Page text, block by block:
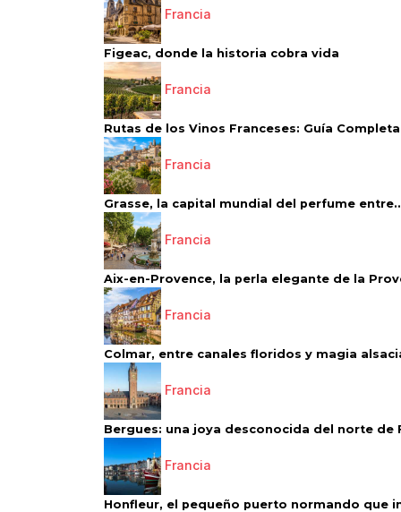
Francia
Figeac, donde la historia cobra vida
Francia
Rutas de los Vinos Franceses: Guía
Francia
Grasse, la capital mundial del perfume
Francia
Aix-en-Provence, la perla elegante de la
Francia
Colmar, entre canales floridos y magia
Francia
Bergues: una joya desconocida del norte de
Francia
Honfleur, el pequeño puerto normando que